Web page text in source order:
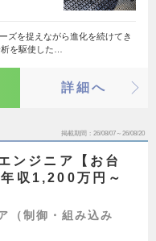
ズを捉えながら進化を続けてき
を駆使した…
詳細へ
掲載期間 26/08/07～26/08/20
ンジニア【お台
収1,200万円～
（制御・組み込み